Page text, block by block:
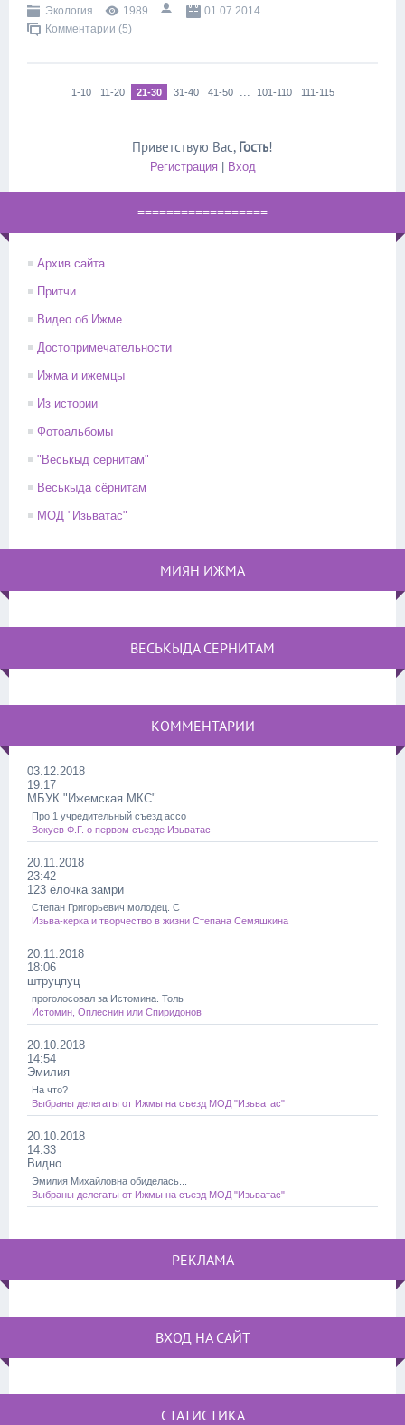
Экология 1989
01.07.2014
Комментарии (5)
1-10 11-20 21-30 31-40 41-50 ... 101-110 111-115
Приветствую Вас, Гость!
Регистрация| Вход
==================
Архив сайта
Притчи
Видео об Ижме
Достопримечательности
Ижма и ижемцы
Из истории
Фотоальбомы
"Веськыд сернитам"
Веськыда сёрнитам
МОД "Изьватас"
МИЯН ИЖМА
ВЕСЬКЫДА СЁРНИТАМ
КОММЕНТАРИИ
03.12.2018
19:17
МБУК "Ижемская МКС"
Про 1 учредительный съезд ассо
Вокуев Ф.Г. о первом съезде Изьватас
20.11.2018
23:42
123 ёлочка замри
Степан Григорьевич молодец. С
Изьва-керка и творчество в жизни Степана Семяшкина
20.11.2018
18:06
штруцпуц
проголосовал за Истомина. Толь
Истомин, Оплеснин или Спиридонов
20.10.2018
14:54
Эмилия
На что?
Выбраны делегаты от Ижмы на съезд МОД "Изьватас"
20.10.2018
14:33
Видно
Эмилия Михайловна обиделась...
Выбраны делегаты от Ижмы на съезд МОД "Изьватас"
РЕКЛАМА
ВХОД НА САЙТ
СТАТИСТИКА